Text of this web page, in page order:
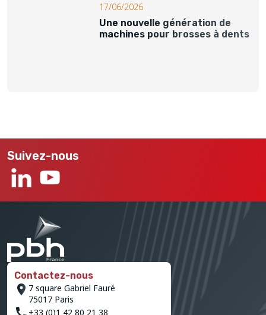
17/06/2026
Une nouvelle génération de
machines pour brosses à dents
Suivez-nous
Contactez-nous
7 square Gabriel Fauré
75017 Paris
+33 (0)1 42 80 21 38